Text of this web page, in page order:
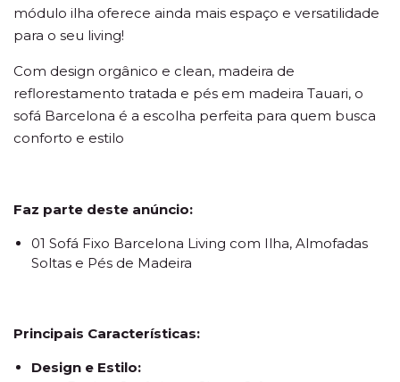
módulo ilha oferece ainda mais espaço e versatilidade
para o seu living!
Com design orgânico e clean, madeira de
reflorestamento tratada e pés em madeira Tauari, o
sofá Barcelona é a escolha perfeita para quem busca
conforto e estilo
Faz parte deste anúncio:
01 Sofá Fixo Barcelona Living com Ilha, Almofadas
Soltas e Pés de Madeira
Principais Características:
Design e Estilo: